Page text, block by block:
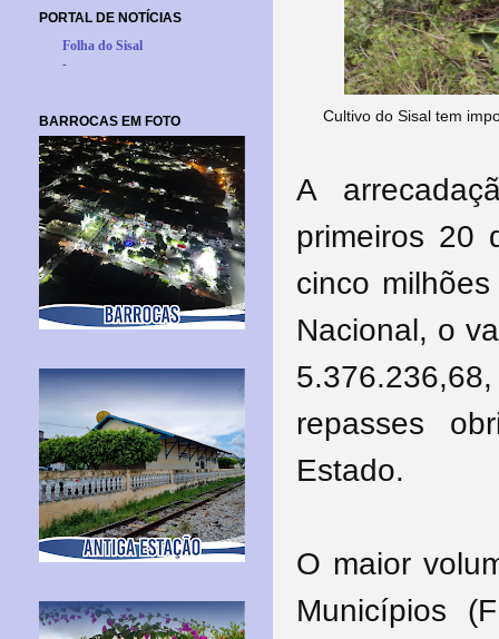
Cultivo do Sisal tem
A
primeiros 20
cinco
Nacional, o
repasses
Estado.
O maior
Municípios
PORTAL DE NOTÍCIAS
Folha do Sisal
-
BARROCAS EM FOTO